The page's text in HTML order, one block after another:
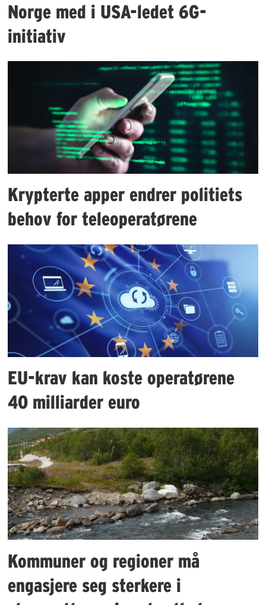
Norge med i USA-ledet 6G-
initiativ
Krypterte apper endrer politiets
behov for teleoperatørene
EU-krav kan koste operatørene
40 milliarder euro
Kommuner og regioner må
engasjere seg sterkere i